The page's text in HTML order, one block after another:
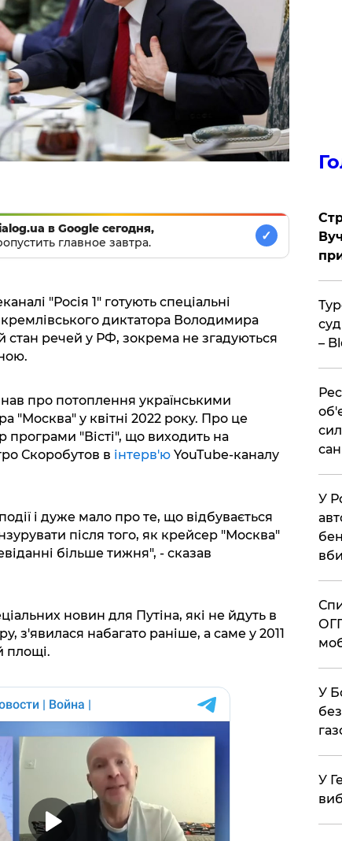
в Google сегодня,
главное завтра.
✓
"Росія 1" готують спеціальні
диктатора Володимира
стан речей у РФ, зокрема не згадуються
про потоплення українськими
"Москва" у квітні 2022 року. Про це
"Вісті", що виходить на
Скоробутов в інтерв'ю YouTube-каналу
і дуже мало про те, що відбувається
після того, як крейсер "Москва"
більше тижня", - сказав
новин для Путіна, які не йдуть в
з'явилася набагато раніше, а саме у 2011
площі.
–
У
У
У